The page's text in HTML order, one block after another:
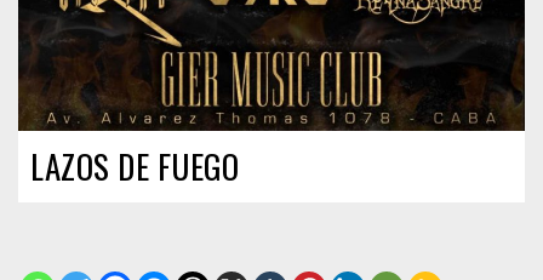
LAZOS DE FUEGO